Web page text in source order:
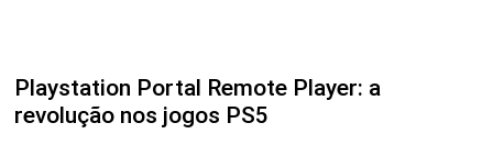
Playstation Portal Remote Player: a
revolução nos jogos PS5